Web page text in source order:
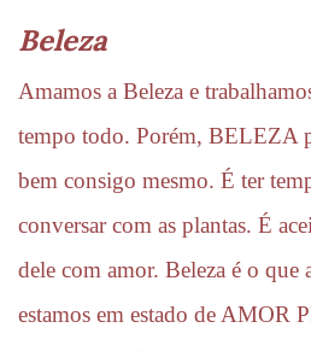
Beleza
Amamos a Beleza e
tempo todo. Porém, BELEZA
bem consigo mesmo. É ter
conversar com as plantas. É
dele com amor. Beleza é o que
estamos em estado de AMOR